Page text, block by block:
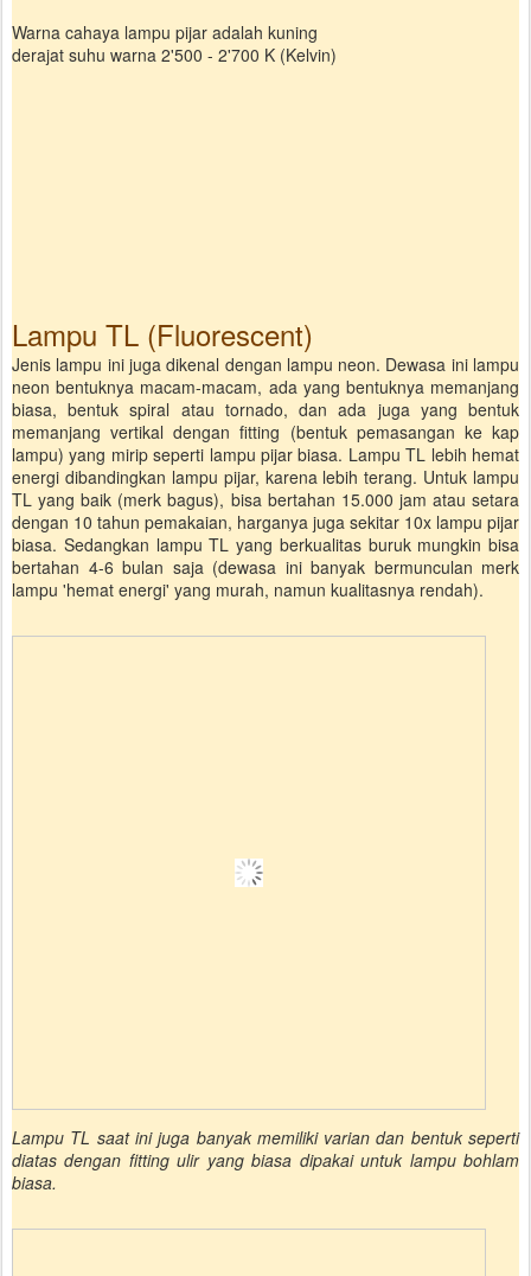
Warna cahaya lampu pijar adalah kuning
derajat suhu warna 2'500 - 2'700 K (Kelvin)
Lampu TL (Fluorescent)
Jenis lampu ini juga dikenal dengan lampu neon. Dewasa ini lampu
neon bentuknya macam-macam, ada yang bentuknya memanjang
biasa, bentuk spiral atau tornado, dan ada juga yang bentuk
memanjang vertikal dengan fitting (bentuk pemasangan ke kap
lampu) yang mirip seperti lampu pijar biasa. Lampu TL lebih hemat
energi dibandingkan lampu pijar, karena lebih terang. Untuk lampu
TL yang baik (merk bagus), bisa bertahan 15.000 jam atau setara
dengan 10 tahun pemakaian, harganya juga sekitar 10x lampu pijar
biasa. Sedangkan lampu TL yang berkualitas buruk mungkin bisa
bertahan 4-6 bulan saja (dewasa ini banyak bermunculan merk
lampu 'hemat energi' yang murah, namun kualitasnya rendah).
Lampu TL saat ini juga banyak memiliki varian dan bentuk seperti
diatas dengan fitting ulir yang biasa dipakai untuk lampu bohlam
biasa.